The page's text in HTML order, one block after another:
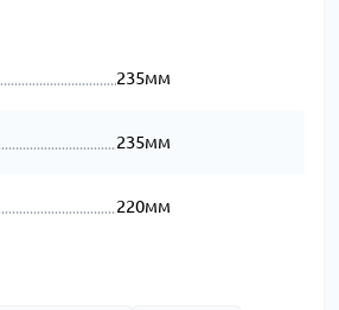
235мм
235мм
220мм